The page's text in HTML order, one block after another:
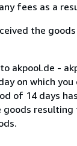
fees as a
the
akpool.de -
on which
of 14 days